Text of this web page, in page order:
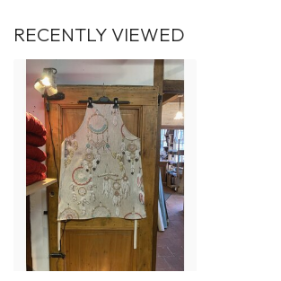
RECENTLY VIEWED